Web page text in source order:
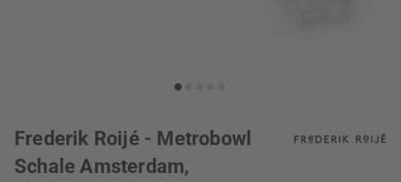
Frederik Roijé - Metrobowl
Schale Amsterdam,